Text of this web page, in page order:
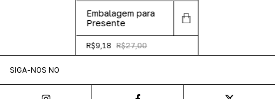
Embalagem para
Presente
R$9,18 R$27,00
SIGA-NOS NO